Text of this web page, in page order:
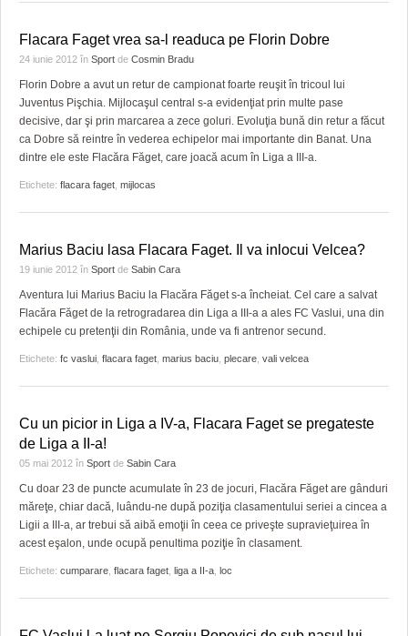
Flacara Faget vrea sa-l readuca pe Florin Dobre
24 iunie 2012 în Sport de Cosmin Bradu
Florin Dobre a avut un retur de campionat foarte reuşit în tricoul lui
Juventus Pişchia. Mijlocaşul central s-a evidenţiat prin multe pase
decisive, dar şi prin marcarea a zece goluri. Evoluţia bună din retur a făcut
ca Dobre să reintre în vederea echipelor mai importante din Banat. Una
dintre ele este Flacăra Făget, care joacă acum în Liga a III-a.
Etichete: flacara faget mijlocas
Marius Baciu lasa Flacara Faget. Il va inlocui Velcea?
19 iunie 2012 în Sport de Sabin Cara
Aventura lui Marius Baciu la Flacăra Făget s-a încheiat. Cel care a salvat
Flacăra Făget de la retrogradarea din Liga a III-a a ales FC Vaslui, una din
echipele cu pretenţii din România, unde va fi antrenor secund.
Etichete: fc vaslui flacara faget marius baciu plecare vali velcea
Cu un picior in Liga a IV-a, Flacara Faget se pregateste
de Liga a II-a!
05 mai 2012 în Sport de Sabin Cara
Cu doar 23 de puncte acumulate în 23 de jocuri, Flacăra Făget are gânduri
măreţe, chiar dacă, luându-ne după poziţia clasamentului seriei a cincea a
Ligii a III-a, ar trebui să aibă emoţii în ceea ce priveşte supravieţuirea în
acest eşalon, unde ocupă penultima poziţie în clasament.
Etichete: cumparare flacara faget liga a II-a loc